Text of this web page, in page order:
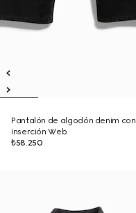
Pantalón de algodón denim con
inserción Web
₺58.250